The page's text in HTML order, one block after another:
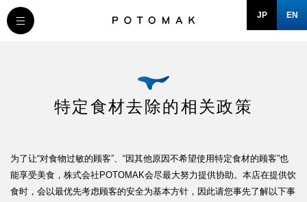
JP EN
COMPANY
DOMAIN
特定食材去除的相关政策
为了让“对食物过敏的顾客”、“因其他原因不希望使用特定食材的顾客”也
能享受美食，株式会社POTOMAK会尽最大努力提供协助。本店在提供饮
食时，会以最优先考虑顾客的安全为基本方针，因此请您事先了解以下事